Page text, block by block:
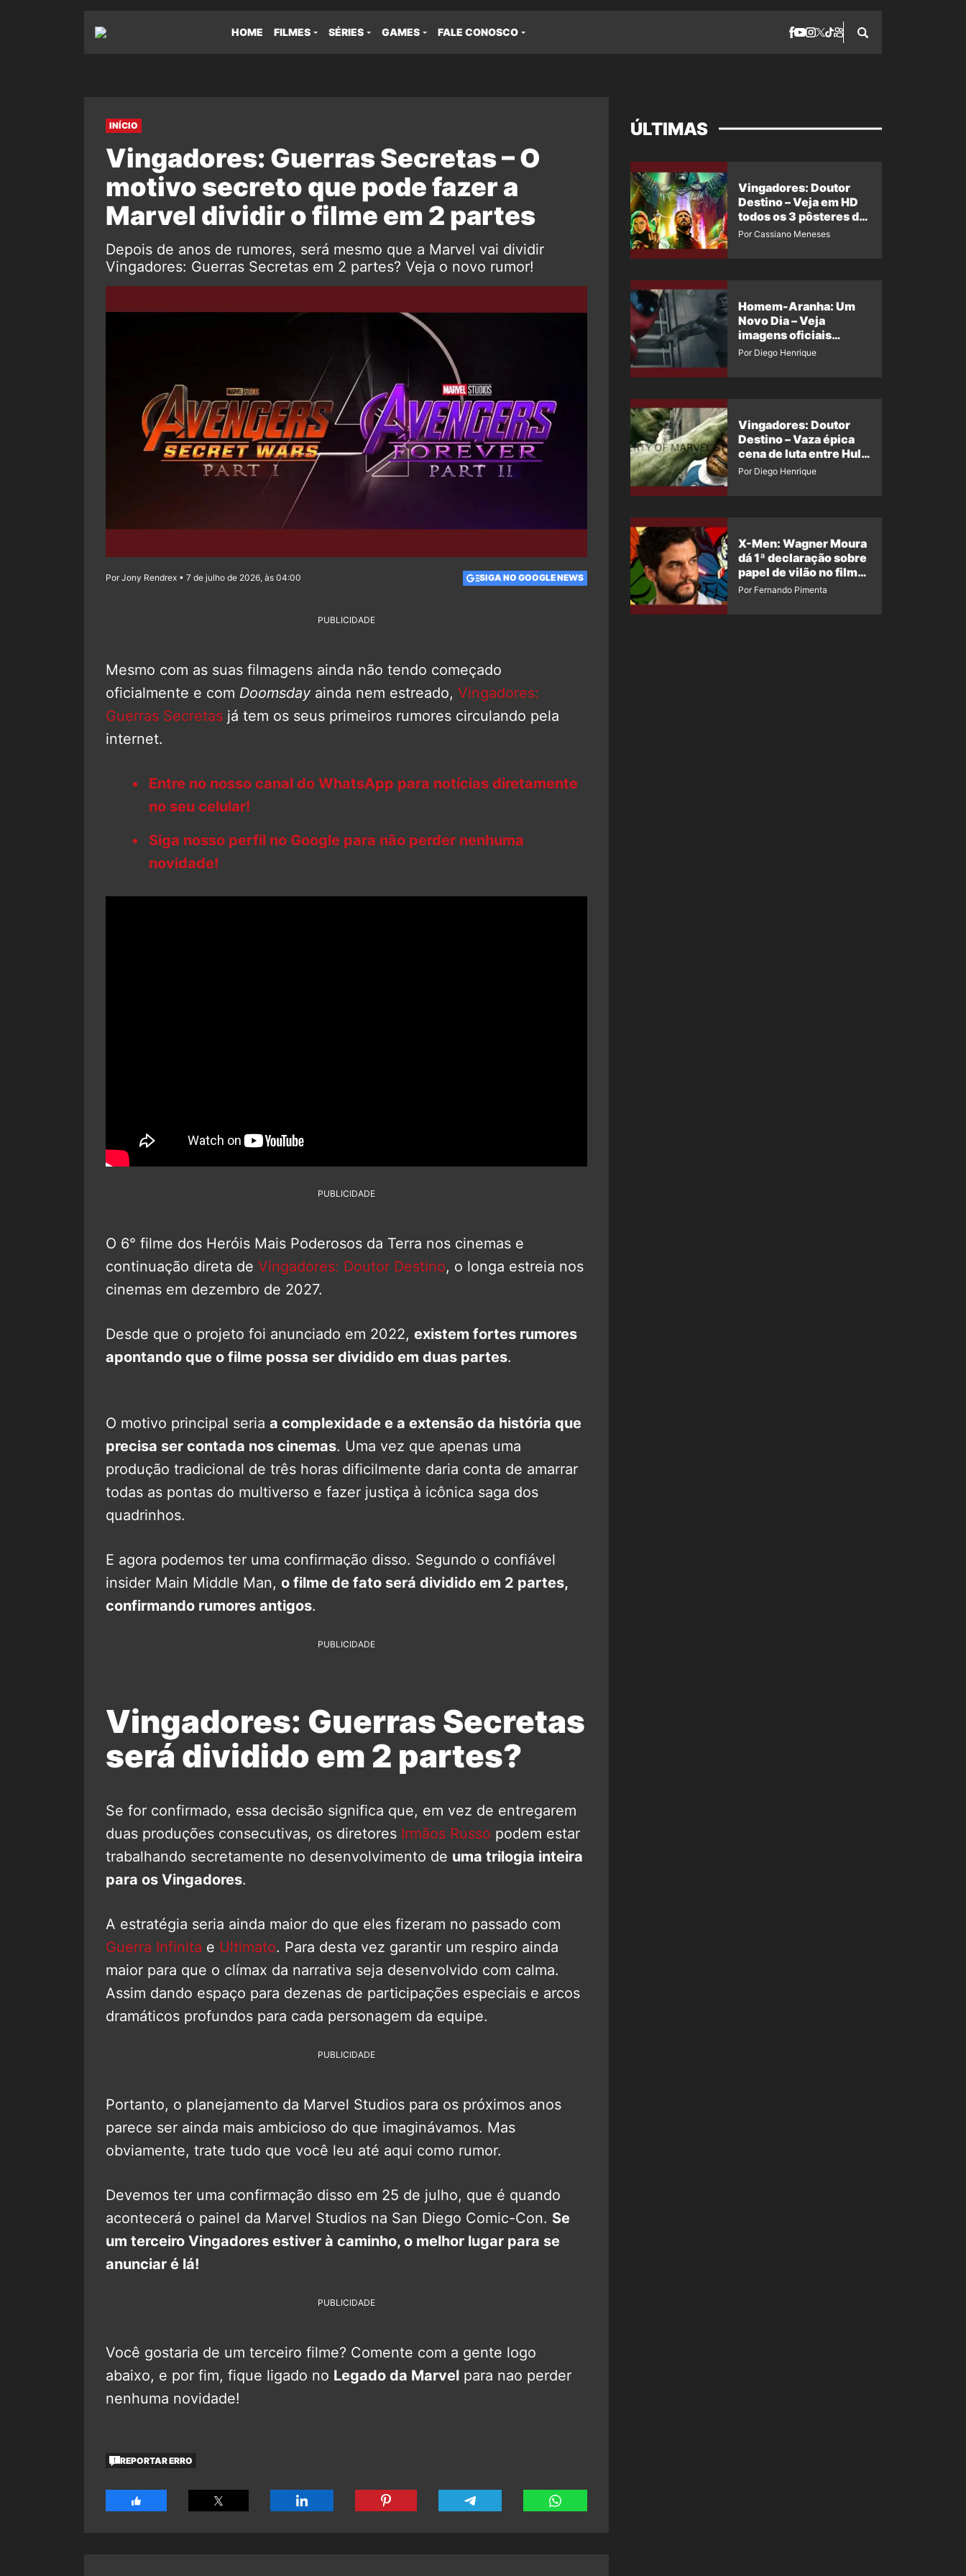
HOME FILMES SÉRIES GAMES FALE CONOSCO
INÍCIO
Vingadores: Guerras Secretas – O
motivo secreto que pode fazer a
Marvel dividir o filme em 2 partes
Depois de anos de rumores, será mesmo que a Marvel vai dividir
Vingadores: Guerras Secretas em 2 partes? Veja o novo rumor!
Por Jony Rendrex • 7 de julho de 2026, às 04:00 SIGA NO GOOGLE NEWS
PUBLICIDADE
Mesmo com as suas filmagens ainda não tendo começado
oficialmente e com Doomsday ainda nem estreado, Vingadores:
Guerras Secretas já tem os seus primeiros rumores circulando pela
internet.
Entre no nosso canal do WhatsApp para notícias diretamente
no seu celular!
Siga nosso perfil no Google para não perder nenhuma
novidade!
PUBLICIDADE
O 6° filme dos Heróis Mais Poderosos da Terra nos cinemas e
continuação direta de Vingadores: Doutor Destino, o longa estreia nos
cinemas em dezembro de 2027.
Desde que o projeto foi anunciado em 2022, existem fortes rumores
apontando que o filme possa ser dividido em duas partes.
O motivo principal seria a complexidade e a extensão da história que
precisa ser contada nos cinemas. Uma vez que apenas uma
produção tradicional de três horas dificilmente daria conta de amarrar
todas as pontas do multiverso e fazer justiça à icônica saga dos
quadrinhos.
E agora podemos ter uma confirmação disso. Segundo o confiável
insider Main Middle Man, o filme de fato será dividido em 2 partes,
confirmando rumores antigos.
PUBLICIDADE
Vingadores: Guerras Secretas
será dividido em 2 partes?
Se for confirmado, essa decisão significa que, em vez de entregarem
duas produções consecutivas, os diretores Irmãos Russo podem estar
trabalhando secretamente no desenvolvimento de uma trilogia inteira
para os Vingadores.
A estratégia seria ainda maior do que eles fizeram no passado com
Guerra Infinita e Ultimato. Para desta vez garantir um respiro ainda
maior para que o clímax da narrativa seja desenvolvido com calma.
Assim dando espaço para dezenas de participações especiais e arcos
dramáticos profundos para cada personagem da equipe.
PUBLICIDADE
Portanto, o planejamento da Marvel Studios para os próximos anos
parece ser ainda mais ambicioso do que imaginávamos. Mas
obviamente, trate tudo que você leu até aqui como rumor.
Devemos ter uma confirmação disso em 25 de julho, que é quando
acontecerá o painel da Marvel Studios na San Diego Comic-Con. Se
um terceiro Vingadores estiver à caminho, o melhor lugar para se
anunciar é lá!
PUBLICIDADE
Você gostaria de um terceiro filme? Comente com a gente logo
abaixo, e por fim, fique ligado no Legado da Marvel para nao perder
nenhuma novidade!
REPORTAR ERRO
ÚLTIMAS
Vingadores: Doutor
Destino – Veja em HD
todos os 3 pôsteres de
‘Doomsday’ + 1 imagem
Por Cassiano Meneses
Homem-Aranha: Um
Novo Dia – Veja
imagens oficiais
descartadas do Hulk
Por Diego Henrique
Vingadores: Doutor
Destino – Vaza épica
cena de luta entre Hulk
e o Coisa
Por Diego Henrique
X-Men: Wagner Moura
dá 1ª declaração sobre
papel de vilão no filme
da Marvel
Por Fernando Pimenta